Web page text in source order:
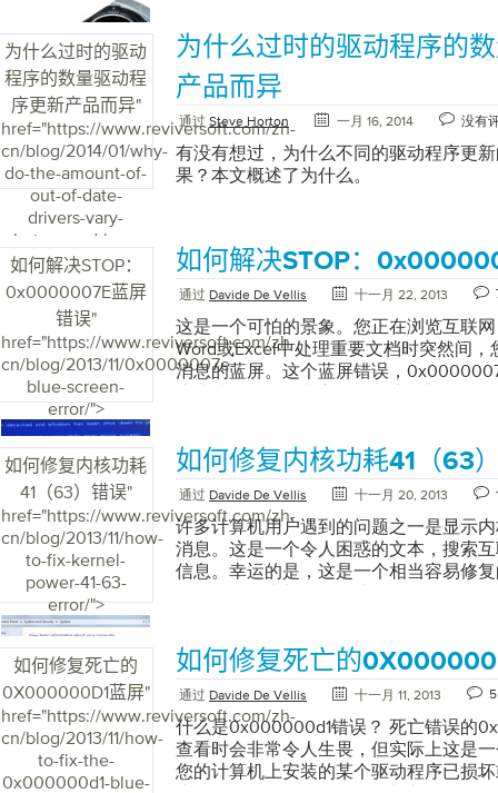
溃，提高性能。 请注意，我们的驱动程
Reviver不支持beta驱动程序，但在所有
范围内保持驱动程序更新的最佳选择。
为什么过时的驱动
程序的数量驱动程
序更新产品而异"
href="https://www.reviversoft.com/zh-
cn/blog/2014/01/why-
do-the-amount-of-
out-of-date-
drivers-vary-
between-driver-
updateproducts/">
为什么过时的驱动程序的
产品而异
通过 Steve Horton 一月 16, 2014 没有
有没有想过，为什么不同的驱动程序更
果？本文概述了为什么。
如何解决STOP：
0x0000007E蓝屏
错误"
href="https://www.reviversoft.com/zh-
cn/blog/2013/11/0x0000007e-
blue-screen-
error/">
如何解决STOP：
通过 Davide De Vellis 十一月 22, 2013
这是一个可怕的景象。您正在浏览互联
Word或Excel中处理重要文档时突然间
消息的蓝屏。这个蓝屏错误，
错误。 “STOP：0x0000007E蓝屏错误
么？ 好问题。此特定错误表示您的硬盘
驱动器是计算机中存储所有数据的部分
数据的方式可能有问题。 潜在问题＃1：
0x0000007E错误的原因之一是您的硬
个问题可能没有解决方案，除了备份所
的。 单击“开始”，然后在底部的搜索框
Windows XP中，单击“运行”，然后键入
时，只需输入命令CHKDSK 在磁盘上运
错误。 “使用Windows CMD提示符运行
盘驱动器已满 0x0000007E错误的另一
包装满了东西。这可能看起来很疯狂，
如何修复内核功耗
41（63）错误"
href="https://www.reviversoft.com/zh-
cn/blog/2013/11/how-
to-fix-kernel-
power-41-63-
error/">
如何修复内核功耗41（63
通过 Davide De Vellis 十一月 20, 2013
许多计算机用户遇到的问题之一是显示
消息。这是一个令人困惑的文本，搜索
信息。幸运的是，这是一个相当容易修
驱动程序是一种软件，允许硬件与操作
全部功能。 修复内核电源41（63）错误
程序。这很容易做到，但需要几个不同
更新过驱动程序，请不要担心，本文将
你要做的第一件事就是看你的电脑或笔
和型号。您的品牌是戴尔或惠普等制造
如何修复死亡的
0X000000D1蓝屏"
href="https://www.reviversoft.com/zh-
cn/blog/2013/11/how-
to-fix-the-
0x000000d1-blue-
如何修复死亡的
通过 Davide De Vellis 十一月 11, 2013
什么是0x000000d1错误？ 死亡错误的
查看时会非常令人生畏，但实际上这是
您的计算机上安装的某个驱动程序已损